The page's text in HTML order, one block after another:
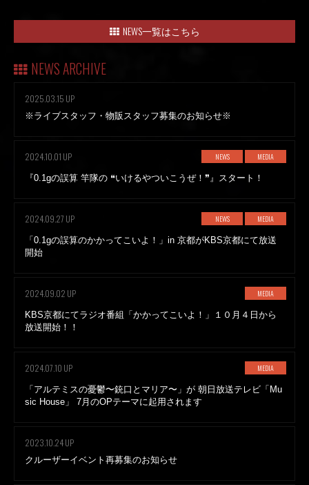
NEWS一覧はこちら
NEWS ARCHIVE
2025.03.15 UP
※ライブスタッフ・物販スタッフ募集のお知らせ※
2024.10.01 UP NEWS MEDIA
『0.1gの誤算 竿隊の ❝いけるやついこうぜ！❞』スタート！
2024.09.27 UP NEWS MEDIA
「0.1gの誤算のかかってこいよ！」in 京都がKBS京都にて放送
開始
2024.09.02 UP MEDIA
KBS京都にてラジオ番組「かかってこいよ！」１０月４日から
放送開始！！
2024.07.10 UP MEDIA
「アルテミスの憂鬱〜銃口とマリア〜」が 朝日放送テレビ「Mu
sic House」 7月のOPテーマに起用されます
2023.10.24 UP
クルーザーイベント再募集のお知らせ